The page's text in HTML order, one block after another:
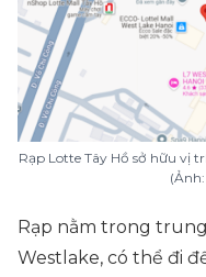
Rạp Lotte Tây Hồ sở hữu vị
Rạp nằm trong
Westlake, có thể đi